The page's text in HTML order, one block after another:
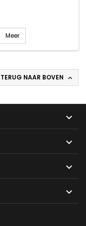
Meer
TERUG NAAR BOVEN 



